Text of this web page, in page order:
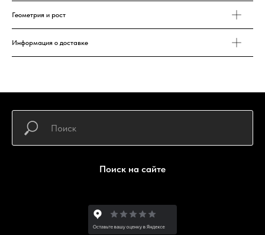
Геометрия и рост
Информация о доставке
Поиск на сайте